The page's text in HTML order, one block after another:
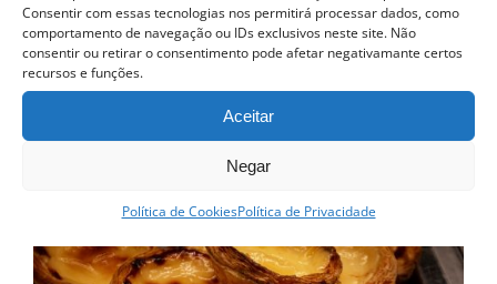
Consentir com essas tecnologias nos permitirá processar dados, como
comportamento de navegação ou IDs exclusivos neste site. Não
consentir ou retirar o consentimento pode afetar negativamante certos
recursos e funções.
Aceitar
Negar
Política de CookiesPolítica de Privacidade
399.00€
Adicionar